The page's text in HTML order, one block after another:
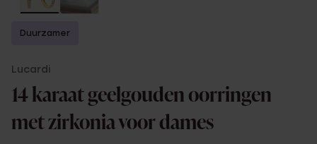
Duurzamer
Lucardi
14 karaat geelgouden oorringen
met zirkonia voor dames